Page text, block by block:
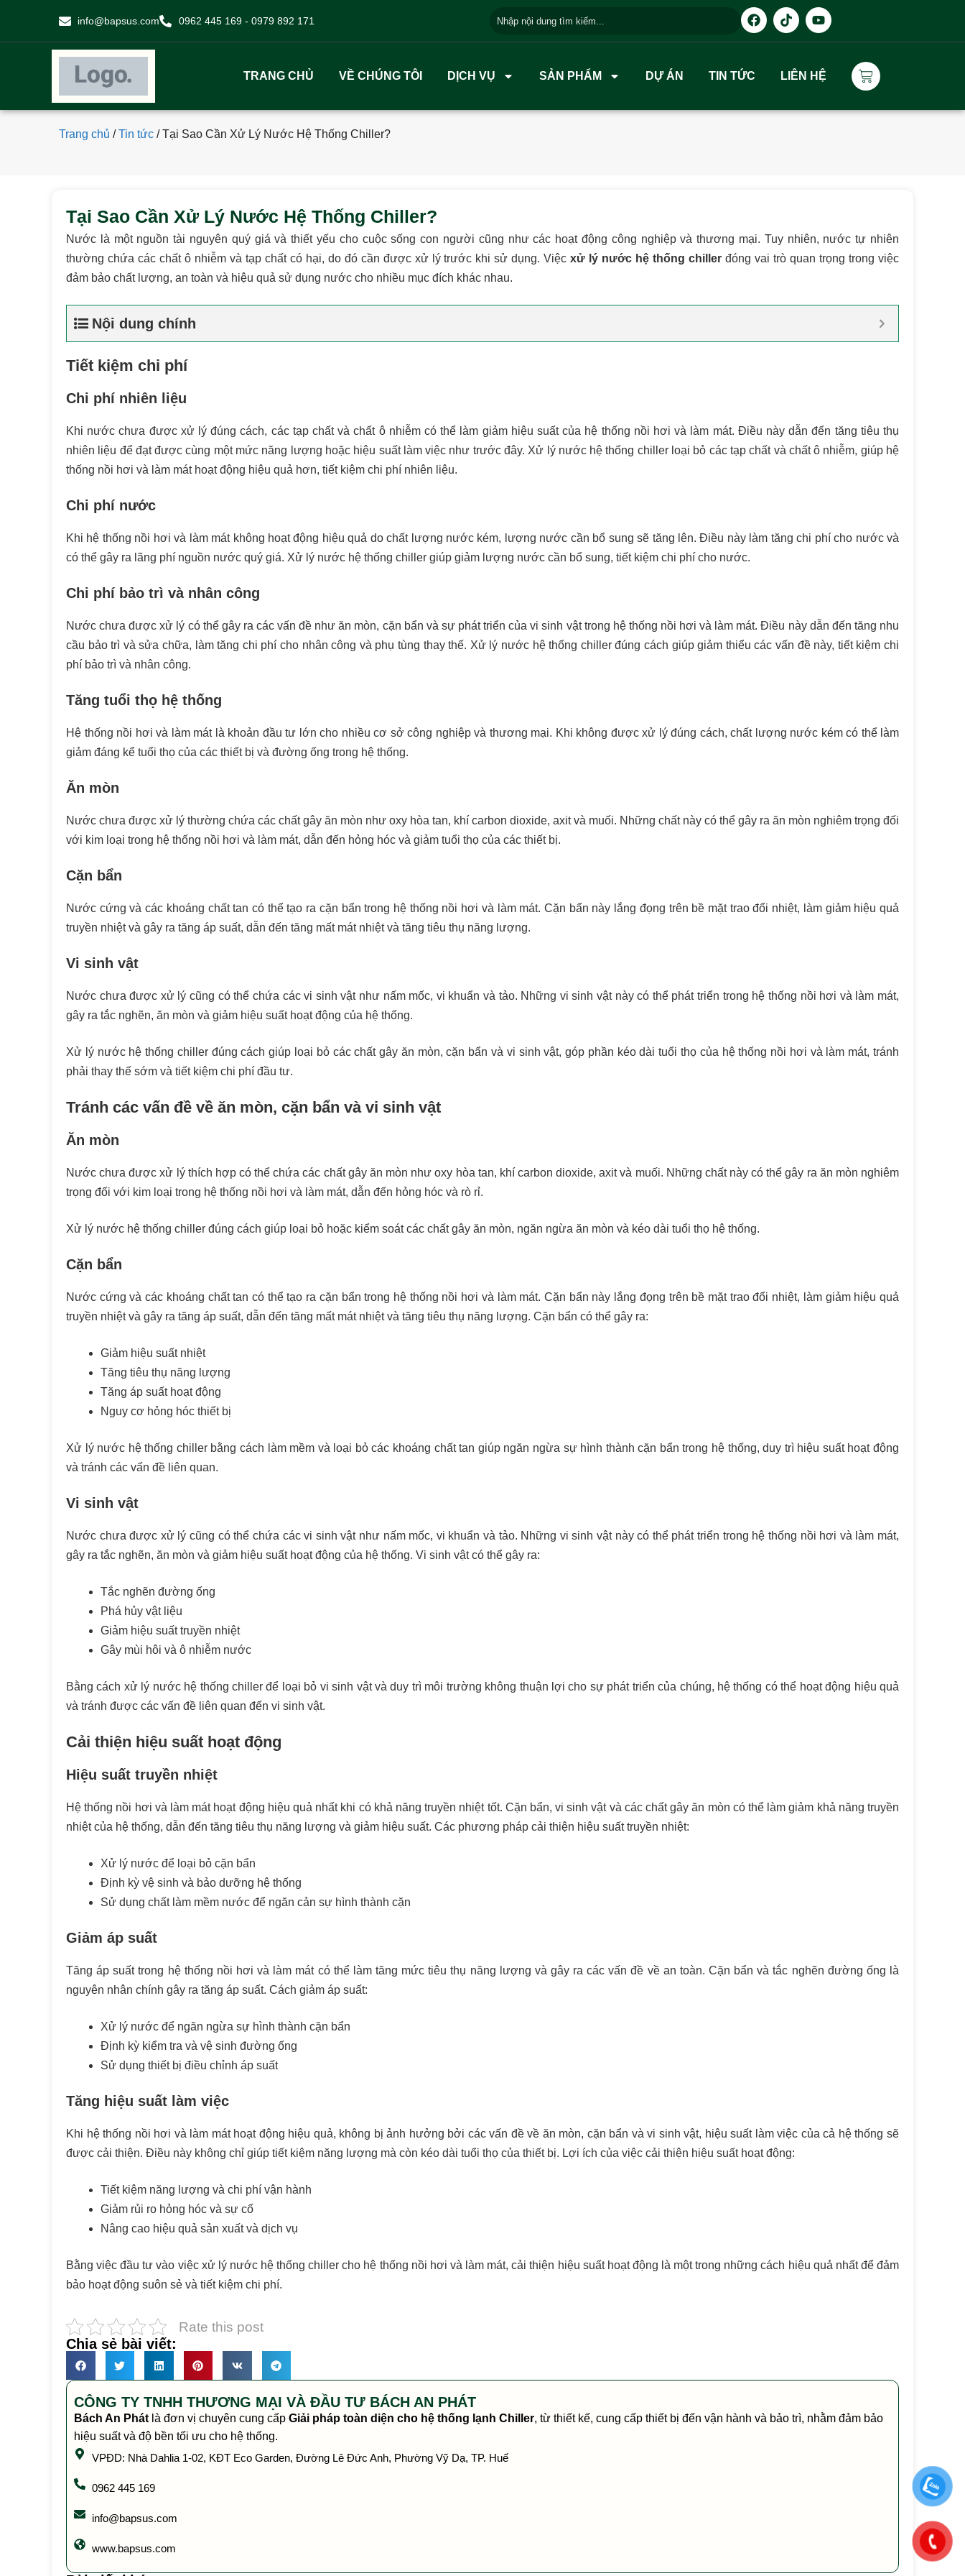
info@bapsus.com 0962 445 169 - 0979 892 171
TRANG CHỦ VỀ CHÚNG TÔI DỊCH VỤ SẢN PHẨM DỰ ÁN TIN TỨC LIÊN HỆ
Trang chủ /Tin tức /Tại Sao Cần Xử Lý Nước Hệ Thống Chiller?
Tại Sao Cần Xử Lý Nước Hệ Thống Chiller?
Nước là một nguồn tài nguyên quý giá và thiết yếu cho cuộc sống con người cũng như các hoạt động công nghiệp và thương mại. Tuy nhiên, nước tự nhiên
thường chứa các chất ô nhiễm và tạp chất có hại, do đó cần được xử lý trước khi sử dụng. Việcxử lý nước hệ thống chiller đóng vai trò quan trọng trong việc
đảm bảo chất lượng, an toàn và hiệu quả sử dụng nước cho nhiều mục đích khác nhau.
Nội dung chính
Tiết kiệm chi phí
Chi phí nhiên liệu
Khi nước chưa được xử lý đúng cách, các tạp chất và chất ô nhiễm có thể làm giảm hiệu suất của hệ thống nồi hơi và làm mát. Điều này dẫn đến tăng tiêu thụ
nhiên liệu để đạt được cùng một mức năng lượng hoặc hiệu suất làm việc như trước đây. Xử lý nước hệ thống chiller loại bỏ các tạp chất và chất ô nhiễm, giúp hệ
thống nồi hơi và làm mát hoạt động hiệu quả hơn, tiết kiệm chi phí nhiên liệu.
Chi phí nước
Khi hệ thống nồi hơi và làm mát không hoạt động hiệu quả do chất lượng nước kém, lượng nước cần bổ sung sẽ tăng lên. Điều này làm tăng chi phí cho nước và
có thể gây ra lãng phí nguồn nước quý giá. Xử lý nước hệ thống chiller giúp giảm lượng nước cần bổ sung, tiết kiệm chi phí cho nước.
Chi phí bảo trì và nhân công
Nước chưa được xử lý có thể gây ra các vấn đề như ăn mòn, cặn bẩn và sự phát triển của vi sinh vật trong hệ thống nồi hơi và làm mát. Điều này dẫn đến tăng nhu
cầu bảo trì và sửa chữa, làm tăng chi phí cho nhân công và phụ tùng thay thế. Xử lý nước hệ thống chiller đúng cách giúp giảm thiểu các vấn đề này, tiết kiệm chi
phí bảo trì và nhân công.
Tăng tuổi thọ hệ thống
Hệ thống nồi hơi và làm mát là khoản đầu tư lớn cho nhiều cơ sở công nghiệp và thương mại. Khi không được xử lý đúng cách, chất lượng nước kém có thể làm
giảm đáng kể tuổi thọ của các thiết bị và đường ống trong hệ thống.
Ăn mòn
Nước chưa được xử lý thường chứa các chất gây ăn mòn như oxy hòa tan, khí carbon dioxide, axit và muối. Những chất này có thể gây ra ăn mòn nghiêm trọng đối
với kim loại trong hệ thống nồi hơi và làm mát, dẫn đến hỏng hóc và giảm tuổi thọ của các thiết bị.
Cặn bẩn
Nước cứng và các khoáng chất tan có thể tạo ra cặn bẩn trong hệ thống nồi hơi và làm mát. Cặn bẩn này lắng đọng trên bề mặt trao đổi nhiệt, làm giảm hiệu quả
truyền nhiệt và gây ra tăng áp suất, dẫn đến tăng mất mát nhiệt và tăng tiêu thụ năng lượng.
Vi sinh vật
Nước chưa được xử lý cũng có thể chứa các vi sinh vật như nấm mốc, vi khuẩn và tảo. Những vi sinh vật này có thể phát triển trong hệ thống nồi hơi và làm mát,
gây ra tắc nghẽn, ăn mòn và giảm hiệu suất hoạt động của hệ thống.
Xử lý nước hệ thống chiller đúng cách giúp loại bỏ các chất gây ăn mòn, cặn bẩn và vi sinh vật, góp phần kéo dài tuổi thọ của hệ thống nồi hơi và làm mát, tránh
phải thay thế sớm và tiết kiệm chi phí đầu tư.
Tránh các vấn đề về ăn mòn, cặn bẩn và vi sinh vật
Ăn mòn
Nước chưa được xử lý thích hợp có thể chứa các chất gây ăn mòn như oxy hòa tan, khí carbon dioxide, axit và muối. Những chất này có thể gây ra ăn mòn nghiêm
trọng đối với kim loại trong hệ thống nồi hơi và làm mát, dẫn đến hỏng hóc và rò rỉ.
Xử lý nước hệ thống chiller đúng cách giúp loại bỏ hoặc kiểm soát các chất gây ăn mòn, ngăn ngừa ăn mòn và kéo dài tuổi thọ hệ thống.
Cặn bẩn
Nước cứng và các khoáng chất tan có thể tạo ra cặn bẩn trong hệ thống nồi hơi và làm mát. Cặn bẩn này lắng đọng trên bề mặt trao đổi nhiệt, làm giảm hiệu quả
truyền nhiệt và gây ra tăng áp suất, dẫn đến tăng mất mát nhiệt và tăng tiêu thụ năng lượng. Cặn bẩn có thể gây ra:
Giảm hiệu suất nhiệt
Tăng tiêu thụ năng lượng
Tăng áp suất hoạt động
Nguy cơ hỏng hóc thiết bị
Xử lý nước hệ thống chiller bằng cách làm mềm và loại bỏ các khoáng chất tan giúp ngăn ngừa sự hình thành cặn bẩn trong hệ thống, duy trì hiệu suất hoạt động
và tránh các vấn đề liên quan.
Vi sinh vật
Nước chưa được xử lý cũng có thể chứa các vi sinh vật như nấm mốc, vi khuẩn và tảo. Những vi sinh vật này có thể phát triển trong hệ thống nồi hơi và làm mát,
gây ra tắc nghẽn, ăn mòn và giảm hiệu suất hoạt động của hệ thống. Vi sinh vật có thể gây ra:
Tắc nghẽn đường ống
Phá hủy vật liệu
Giảm hiệu suất truyền nhiệt
Gây mùi hôi và ô nhiễm nước
Bằng cách xử lý nước hệ thống chiller để loại bỏ vi sinh vật và duy trì môi trường không thuận lợi cho sự phát triển của chúng, hệ thống có thể hoạt động hiệu quả
và tránh được các vấn đề liên quan đến vi sinh vật.
Cải thiện hiệu suất hoạt động
Hiệu suất truyền nhiệt
Hệ thống nồi hơi và làm mát hoạt động hiệu quả nhất khi có khả năng truyền nhiệt tốt. Cặn bẩn, vi sinh vật và các chất gây ăn mòn có thể làm giảm khả năng truyền
nhiệt của hệ thống, dẫn đến tăng tiêu thụ năng lượng và giảm hiệu suất. Các phương pháp cải thiện hiệu suất truyền nhiệt:
Xử lý nước để loại bỏ cặn bẩn
Định kỳ vệ sinh và bảo dưỡng hệ thống
Sử dụng chất làm mềm nước để ngăn cản sự hình thành cặn
Giảm áp suất
Tăng áp suất trong hệ thống nồi hơi và làm mát có thể làm tăng mức tiêu thụ năng lượng và gây ra các vấn đề về an toàn. Cặn bẩn và tắc nghẽn đường ống là
nguyên nhân chính gây ra tăng áp suất. Cách giảm áp suất:
Xử lý nước để ngăn ngừa sự hình thành cặn bẩn
Định kỳ kiểm tra và vệ sinh đường ống
Sử dụng thiết bị điều chỉnh áp suất
Tăng hiệu suất làm việc
Khi hệ thống nồi hơi và làm mát hoạt động hiệu quả, không bị ảnh hưởng bởi các vấn đề về ăn mòn, cặn bẩn và vi sinh vật, hiệu suất làm việc của cả hệ thống sẽ
được cải thiện. Điều này không chỉ giúp tiết kiệm năng lượng mà còn kéo dài tuổi thọ của thiết bị. Lợi ích của việc cải thiện hiệu suất hoạt động:
Tiết kiệm năng lượng và chi phí vận hành
Giảm rủi ro hỏng hóc và sự cố
Nâng cao hiệu quả sản xuất và dịch vụ
Bằng việc đầu tư vào việc xử lý nước hệ thống chiller cho hệ thống nồi hơi và làm mát, cải thiện hiệu suất hoạt động là một trong những cách hiệu quả nhất để đảm
bảo hoạt động suôn sẻ và tiết kiệm chi phí.
Rate this post
Chia sẻ bài viết:
CÔNG TY TNHH THƯƠNG MẠI VÀ ĐẦU TƯ BÁCH AN PHÁT
Bách An Phátlà đơn vị chuyên cung cấp Giải pháp toàn diện cho hệ thống lạnh Chiller, từ thiết kế, cung cấp thiết bị đến vận hành và bảo trì, nhằm đảm bảo
hiệu suất và độ bền tối ưu cho hệ thống.
VPĐD: Nhà Dahlia 1-02, KĐT Eco Garden, Đường Lê Đức Anh, Phường Vỹ Dạ, TP. Huế
0962 445 169
info@bapsus.com
www.bapsus.com